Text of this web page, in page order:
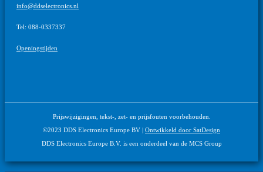
info@ddselectronics.nl
Tel: 088-0337337
Openingstijden
Prijswijzigingen, tekst-, zet- en prijsfouten voorbehouden.
©2023 DDS Electronics Europe BV | Ontwikkeld door SatDesign
DDS Electronics Europe B.V. is een onderdeel van de MCS Group